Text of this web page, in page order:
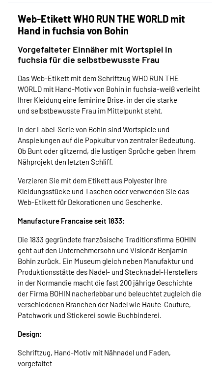
Web-Etikett WHO RUN THE WORLD mit
Hand in fuchsia von Bohin
Vorgefalteter Einnäher mit Wortspiel in
fuchsia für die selbstbewusste Frau
Das Web-Etikett mit dem Schriftzug WHO RUN THE
WORLD mit Hand-Motiv von Bohin in fuchsia-weiß verleiht
Ihrer Kleidung eine feminine Brise, in der die starke
und selbstbewusste Frau im Mittelpunkt steht.
In der Label-Serie von Bohin sind Wortspiele und
Anspielungen auf die Popkultur von zentraler Bedeutung.
Ob Bunt oder glitzernd, die lustigen Sprüche geben Ihrem
Nähprojekt den letzten Schliff.
Verzieren Sie mit dem Etikett aus Polyester Ihre
Kleidungsstücke und Taschen oder verwenden Sie das
Web-Etikett für Dekorationen und Geschenke.
Manufacture Francaise seit 1833:
Die 1833 gegründete französische Traditionsfirma BOHIN
geht auf den Unternehmersohn und Visionär Benjamin
Bohin zurück. Ein Museum gleich neben Manufaktur und
Produktionsstätte des Nadel- und Stecknadel-Herstellers
in der Normandie macht die fast 200 jährige Geschichte
der Firma BOHIN nacherlebbar und beleuchtet zugleich die
verschiedenen Branchen der Nadel wie Haute-Couture,
Patchwork und Stickerei sowie Buchbinderei.
Design:
Schriftzug, Hand-Motiv mit Nähnadel und Faden,
vorgefaltet